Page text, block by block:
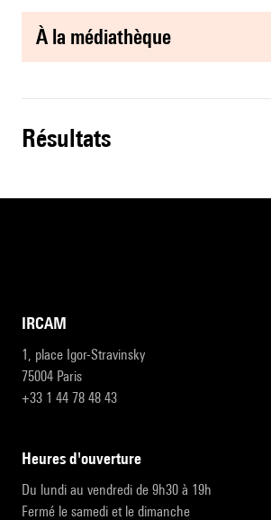
à la médiathèque
résultats
IRCAM
1, place Igor-Stravinsky
75004 Paris
+33 1 44 78 48 43
heures d'ouverture
Du lundi au vendredi de 9h30 à 19h
Fermé le samedi et le dimanche